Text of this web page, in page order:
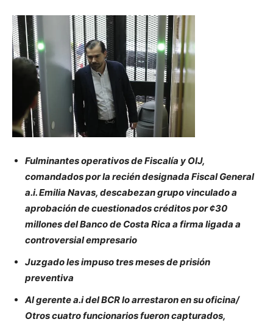
Fulminantes operativos de Fiscalía y OIJ,
comandados por la recién designada Fiscal General
a.i. Emilia Navas, descabezan grupo vinculado a
aprobación de cuestionados créditos por ¢30
millones del Banco de Costa Rica a firma ligada a
controversial empresario
Juzgado les impuso tres meses de prisión
preventiva
Al gerente a.i del BCR lo arrestaron en su oficina/
Otros cuatro funcionarios fueron capturados,